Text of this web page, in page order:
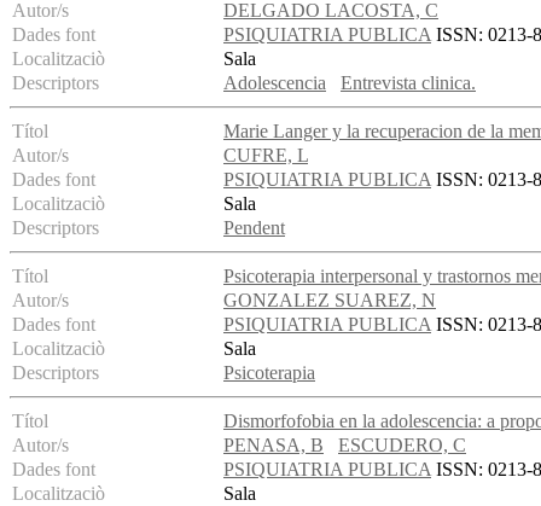
Autor/s
DELGADO LACOSTA, C
Dades font
PSIQUIATRIA PUBLICAISSN: 0213-
Localitzaciò
Sala
Descriptors
Adolescencia Entrevista clinica.
Títol
Marie Langer y la recuperacion de la
Autor/s
CUFRE, L
Dades font
PSIQUIATRIA PUBLICAISSN: 0213-
Localitzaciò
Sala
Descriptors
Pendent
Títol
Psicoterapia interpersonal y trastornos
Autor/s
GONZALEZ SUAREZ, N
Dades font
PSIQUIATRIA PUBLICAISSN: 0213-
Localitzaciò
Sala
Descriptors
Psicoterapia
Títol
Dismorfofobia en la adolescencia: a
Autor/s
PENASA, B
ESCUDERO, C
Dades font
PSIQUIATRIA PUBLICAISSN: 0213-
Localitzaciò
Sala